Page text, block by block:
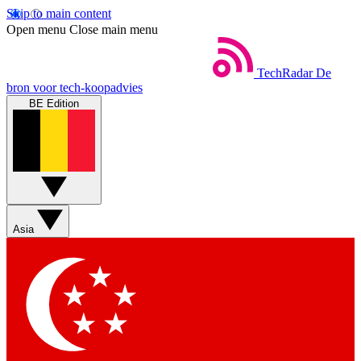
Skip to main content
Open menu Close main menu
TechRadar De
bron voor tech-koopadvies
BE Edition
Asia